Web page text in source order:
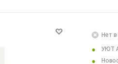
Нет в
УЮТ